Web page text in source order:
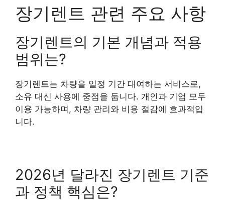
장기렌트 관련 주요 사항
장기렌트의 기본 개념과 적용
범위는?
장기렌트는 차량을 일정 기간 대여하는 서비스로,
소유 대신 사용에 중점을 둡니다. 개인과 기업 모두
이용 가능하며, 차량 관리와 비용 절감에 효과적입
니다.
2026년 달라진 장기렌트 기준
과 정책 핵심은?